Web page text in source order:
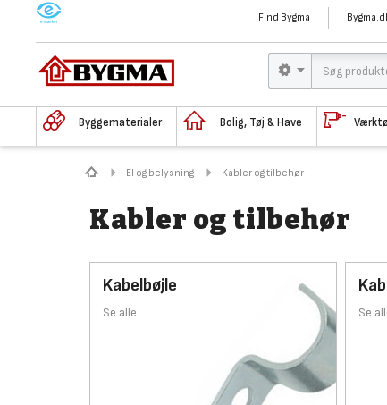
M Find Bygma
Byggematerialer Bolig, Tøj & Have
El og belysning Kabler og tilbehør
Kabler og tilbehør
Kabelbøjle
Se alle Se